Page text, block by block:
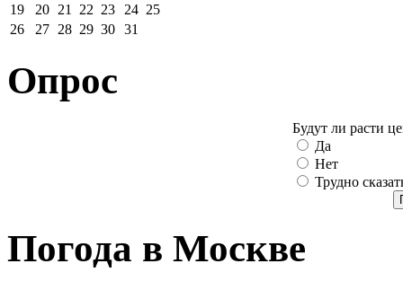
19
20 21 22 23 24 25
26
27 28 29 30 31
Опрос
Будут ли расти
Да
Нет
Трудно
Погода в Москве